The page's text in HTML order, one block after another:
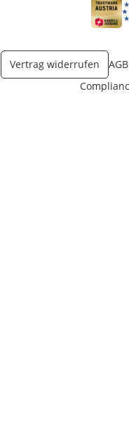
Öffnet
Vertrag widerrufen AGB